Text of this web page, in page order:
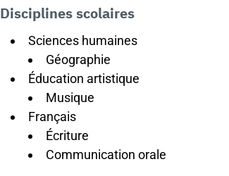
Disciplines scolaires
Sciences humaines
Géographie
Éducation artistique
Musique
Français
Écriture
Communication orale